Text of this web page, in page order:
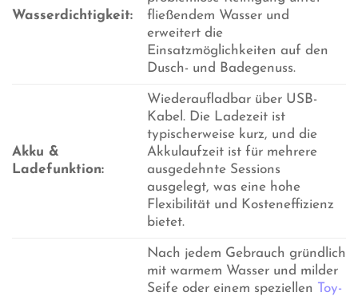
Wasserdichtigkeit:
fließendem Wasser und
erweitert die
Einsatzmöglichkeiten auf den
Dusch- und Badegenuss.
Akku &
Ladefunktion:
Wiederaufladbar über USB-
Kabel. Die Ladezeit ist
typischerweise kurz, und die
Akkulaufzeit ist für mehrere
ausgedehnte Sessions
ausgelegt, was eine hohe
Flexibilität und Kosteneffizienz
bietet.
Nach jedem Gebrauch gründlich
mit warmem Wasser und milder
Seife oder einem speziellen
Toy-